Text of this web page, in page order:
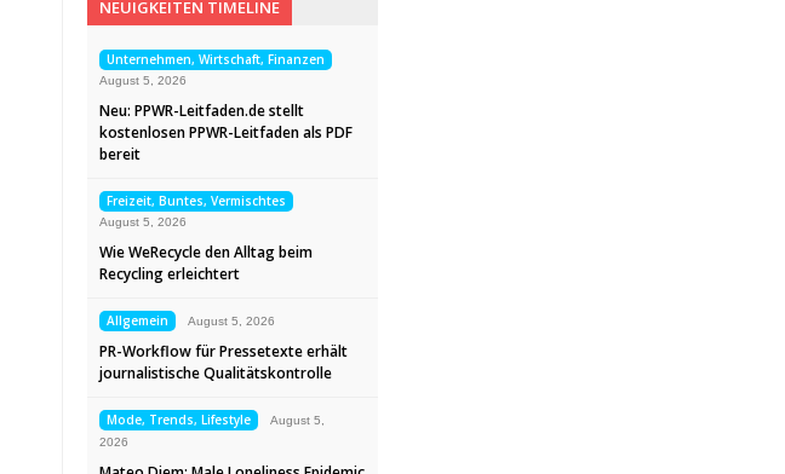
NEUIGKEITEN TIMELINE
Unternehmen, Wirtschaft, Finanzen
August 5, 2026
Neu: PPWR-Leitfaden.de stellt
kostenlosen PPWR-Leitfaden als PDF
bereit
Freizeit, Buntes, Vermischtes
August 5, 2026
Wie WeRecycle den Alltag beim
Recycling erleichtert
Allgemein August 5, 2026
PR-Workflow für Pressetexte erhält
journalistische Qualitätskontrolle
Mode, Trends, Lifestyle
August 5,
2026